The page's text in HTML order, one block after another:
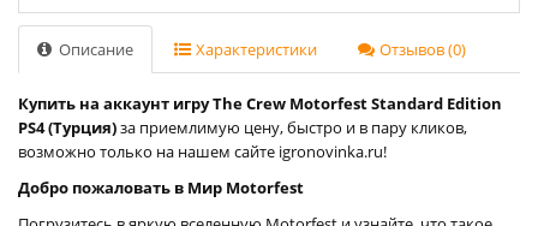
Описание Характеристики Отзывов (0)
Купить на аккаунт игру The Crew Motorfest Standard Edition
PS4 (Турция)за приемлимую цену, быстро и в пару кликов,
возможно только на нашем сайте igronovinka.ru!
Добро пожаловать в Мир Motorfest